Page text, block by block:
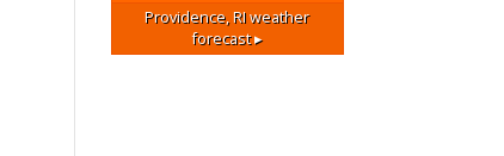
Providence, RIweather
forecast ▸